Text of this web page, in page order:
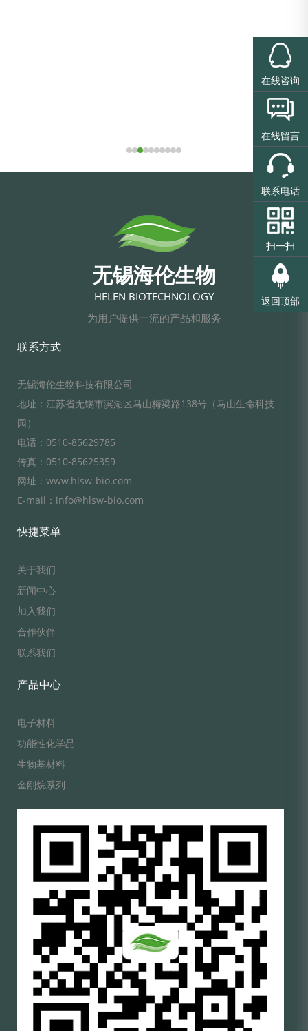
无锡海伦生物
HELEN BIOTECHNOLOGY
为用户提供一流的产品和服务
联系方式
无锡海伦生物科技有限公司
地址：江苏省无锡市滨湖区马山梅梁路138号（马山生命科技
园）
电话：0510-85629785
传真：0510-85625359
网址：www.hlsw-bio.com
E-mail：info@hlsw-bio.com
快捷菜单
关于我们
新闻中心
加入我们
合作伙伴
联系我们
产品中心
电子材料
功能性化学品
生物基材料
金刚烷系列
在线咨询
在线留言
联系电话
扫一扫
返回顶部